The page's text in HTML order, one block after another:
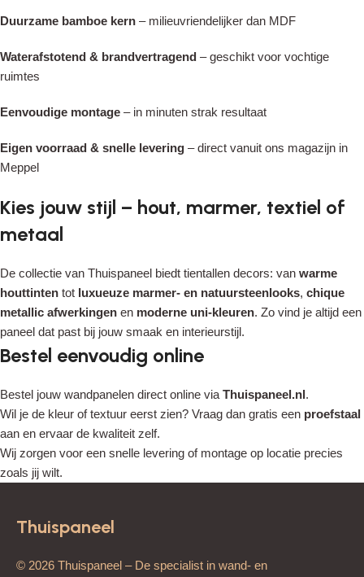
Duurzame bamboe kern – milieuvriendelijker dan MDF
Waterafstotend & brandvertragend – geschikt voor vochtige
ruimtes
Eenvoudige montage – in minuten strak resultaat
Eigen voorraad & snelle levering – direct vanuit ons magazijn in
Meppel
Kies jouw stijl – hout, marmer, textiel of
metaal
De collectie van Thuispaneel biedt tientallen decors: van warme
houttinten tot luxueuze marmer- en natuursteenlooks, chique
metallic afwerkingen en moderne uni-kleuren. Zo vind je altijd een
paneel dat past bij jouw smaak en interieurstijl.
Bestel eenvoudig online
Bestel jouw wandpanelen direct online via Thuispaneel.nl.
Wil je de kleur of textuur eerst zien? Vraag dan gratis een proefstaal
aan en ervaar de kwaliteit zelf.
Wij zorgen voor een snelle levering of montage op locatie precies
zoals jij wilt.
Thuispaneel
© 2026 Thuispaneel – De specialist in wand- en